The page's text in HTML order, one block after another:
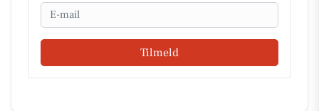
Email
Tilmeld